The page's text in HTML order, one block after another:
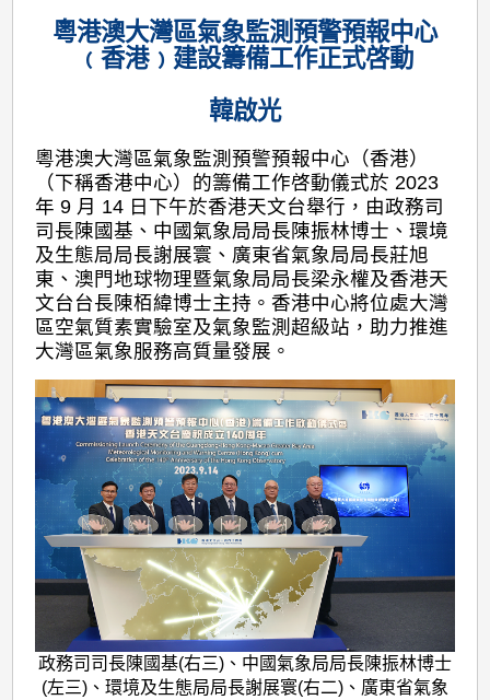
粵港澳大灣區氣象監測預警預報中心
﹙香港﹚建設籌備工作正式啓動
韓啟光
粵港澳大灣區氣象監測預警預報中心（香港）
（下稱香港中心）的籌備工作啓動儀式於 2023
年 9 月 14 日下午於香港天文台舉行，由政務司
司長陳國基、中國氣象局局長陳振林博士、環境
及生態局局長謝展寰、廣東省氣象局局長莊旭
東、澳門地球物理暨氣象局局長梁永權及香港天
文台台長陳栢緯博士主持。香港中心將位處大灣
區空氣質素實驗室及氣象監測超級站，助力推進
大灣區氣象服務高質量發展。
政務司司長陳國基(右三)、中國氣象局局長陳振林博士
(左三)、環境及生態局局長謝展寰(右二)、廣東省氣象